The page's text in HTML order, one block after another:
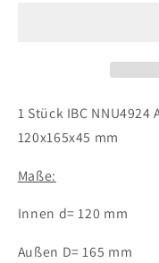
NNU
Kugellager
NNU
1 Stück IBC
120x165x45 mm
Maße:
Innen d= 120 mm
Außen D= 165 mm